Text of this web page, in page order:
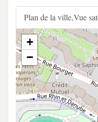
Plan de la ville,Vue
+
−